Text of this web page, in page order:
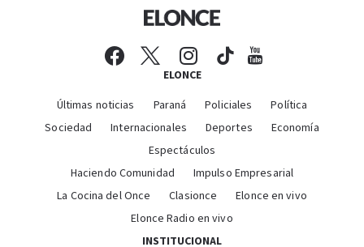
ELONCE
Últimas noticias Paraná Policiales
Política
Sociedad
Internacionales Deportes
Economía
Espectáculos
Haciendo Comunidad
Impulso Empresarial
La Cocina del Once
Clasionce
Elonce en vivo
Elonce Radio en vivo
INSTITUCIONAL